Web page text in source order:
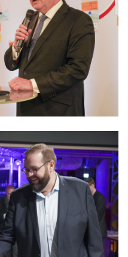
PARLAMENT
CDU BRANDENBURG